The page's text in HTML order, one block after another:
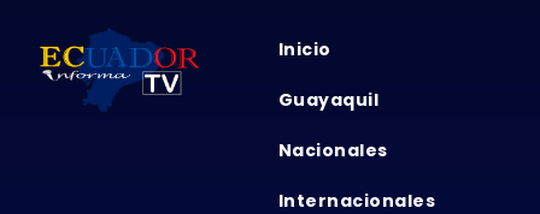
Inicio
Guayaquil
Nacionales
Internacionales